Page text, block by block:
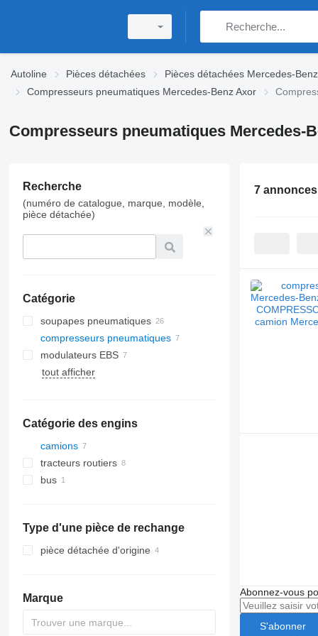
Autoline Pièces détachées Pièces détachées Mercedes-
Compresseurs pneumatiques Mercedes-Benz Axor
Compresseurs pneumatiques Mercedes-
Recherche
(numéro de catalogue, marque, modèle,
pièce détachée)
Catégorie
soupapes pneumatiques
compresseurs pneumatiques
modulateurs EBS
tout afficher
Catégorie des engins
camions
tracteurs routiers
bus
Type d'une pièce de rechange
pièce détachée d'origine
Marque
7
Abonnez-vous
S'abonner